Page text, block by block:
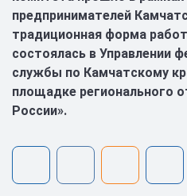
предпринимателей
традиционная форма
состоялась в Управлении
службы по Камчатскому
площадке регионального
России».